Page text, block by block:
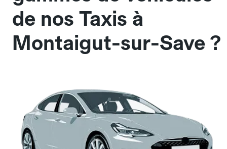
de nos Taxis à
Montaigut-sur-Save ?